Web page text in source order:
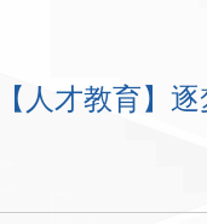
【人才教育】